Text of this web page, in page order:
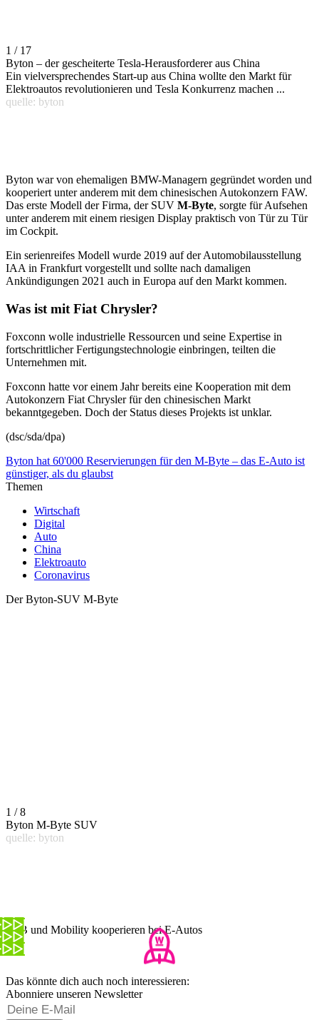
1 / 17
Byton – der gescheiterte Tesla-Herausforderer aus China
Ein vielversprechendes Start-up aus China wollte den Markt für
Elektroautos revolutionieren und Tesla Konkurrenz machen ...
quelle: byton
Byton war von ehemaligen BMW-Managern gegründet worden und
kooperiert unter anderem mit dem chinesischen Autokonzern FAW.
Das erste Modell der Firma, der SUV M-Byte, sorgte für Aufsehen
unter anderem mit einem riesigen Display praktisch von Tür zu Tür
im Cockpit.
Ein serienreifes Modell wurde 2019 auf der Automobilausstellung
IAA in Frankfurt vorgestellt und sollte nach damaligen
Ankündigungen 2021 auch in Europa auf den Markt kommen.
Was ist mit Fiat Chrysler?
Foxconn wolle industrielle Ressourcen und seine Expertise in
fortschrittlicher Fertigungstechnologie einbringen, teilten die
Unternehmen mit.
Foxconn hatte vor einem Jahr bereits eine Kooperation mit dem
Autokonzern Fiat Chrysler für den chinesischen Markt
bekanntgegeben. Doch der Status dieses Projekts ist unklar.
(dsc/sda/dpa)
Byton hat 60'000 Reservierungen für den M-Byte – das E-Auto ist
günstiger, als du glaubst
Themen
Wirtschaft
Digital
Auto
China
Elektroauto
Coronavirus
Der Byton-SUV M-Byte
1 / 8
Byton M-Byte SUV
quelle: byton
SBB und Mobility kooperieren bei E-Autos
Das könnte dich auch noch interessieren:
Abonniere unseren Newsletter